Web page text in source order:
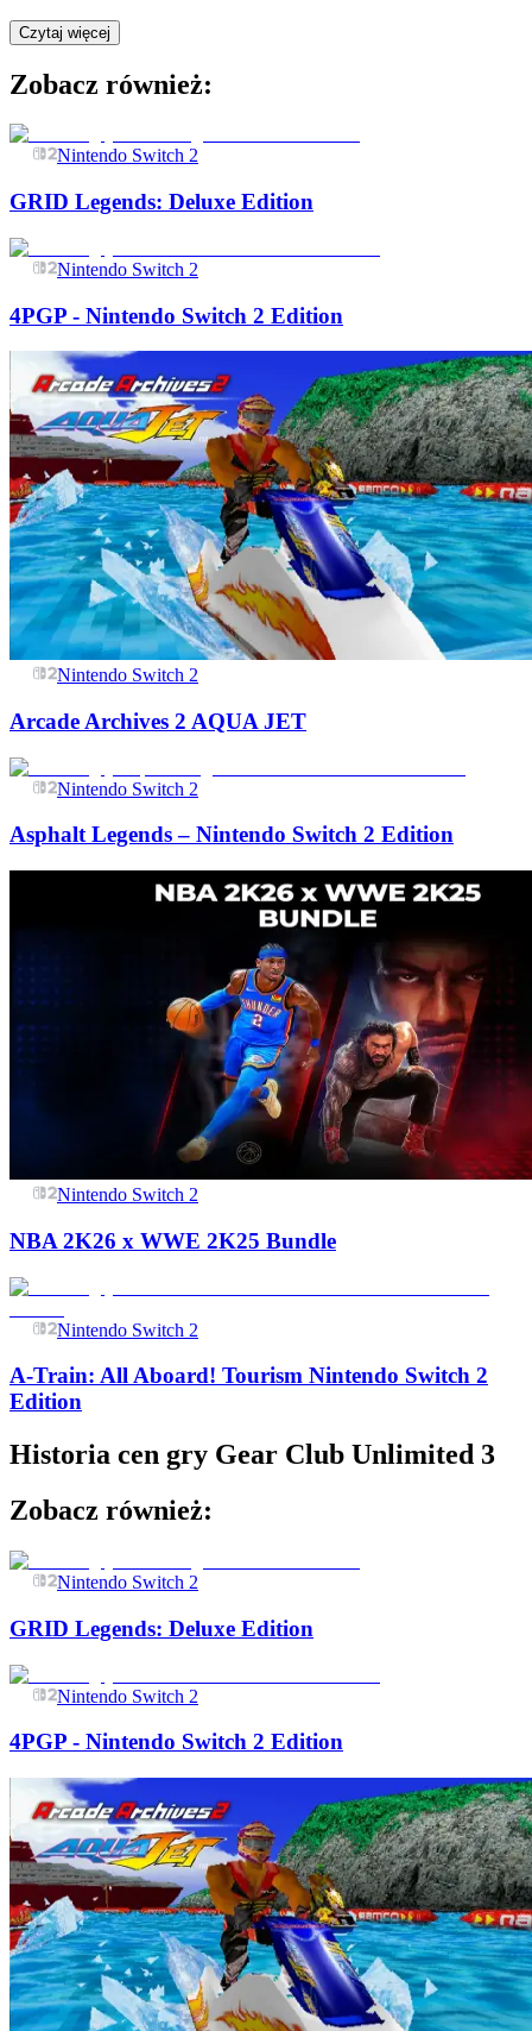
Czytaj więcej
Zobacz również:
Nintendo Switch 2
GRID Legends: Deluxe Edition
Nintendo Switch 2
4PGP - Nintendo Switch 2 Edition
Nintendo Switch 2
Arcade Archives 2 AQUA JET
Nintendo Switch 2
Asphalt Legends – Nintendo Switch 2 Edition
Nintendo Switch 2
NBA 2K26 x WWE 2K25 Bundle
Nintendo Switch 2
A-Train: All Aboard! Tourism Nintendo Switch 2
Edition
Historia cen gry Gear Club Unlimited 3
Zobacz również:
Nintendo Switch 2
GRID Legends: Deluxe Edition
Nintendo Switch 2
4PGP - Nintendo Switch 2 Edition